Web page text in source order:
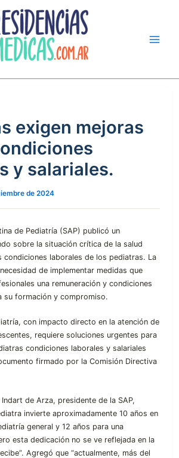
exigen mejoras
y salariales.
de 2024
de Pediatría (SAP) publicó un
sobre la situación crítica de la salud
condiciones laborales de los pediatras. La
de implementar medidas que
una remuneración y condiciones
su formación y compromiso.
con impacto directo en la atención de
requiere soluciones urgentes para
condiciones laborales y salariales
firmado por la Comisión Directiva
de Arza, presidente de la SAP,
invierte aproximadamente 10 años en
general y 12 años para una
esta dedicación no se ve reflejada en la
Agregó que “actualmente, más del